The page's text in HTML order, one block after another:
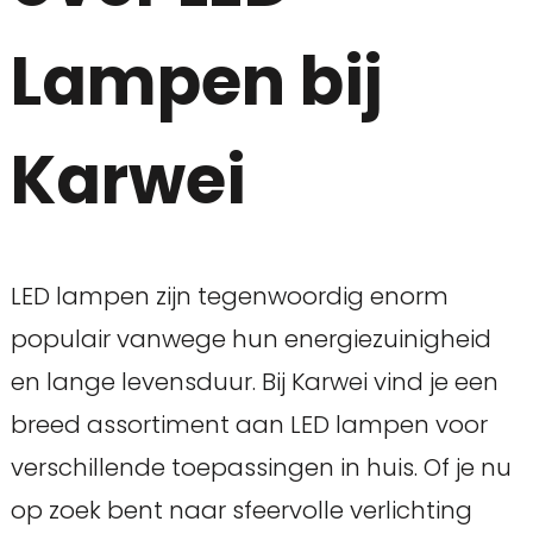
Lampen bij
Karwei
LED lampen zijn tegenwoordig enorm
populair vanwege hun energiezuinigheid
en lange levensduur. Bij Karwei vind je een
breed assortiment aan LED lampen voor
verschillende toepassingen in huis. Of je nu
op zoek bent naar sfeervolle verlichting